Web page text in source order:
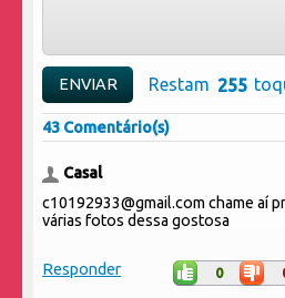
Restam
43 Comentário(s)
Casal
c10192933@gmail.com chame aí
várias fotos dessa gostosa
Responder 0